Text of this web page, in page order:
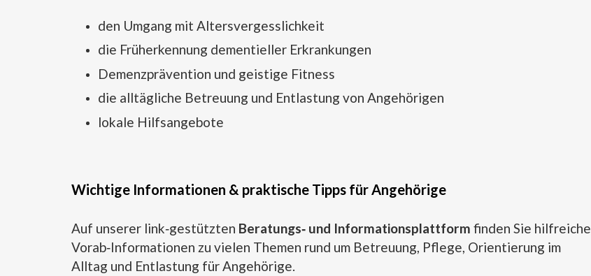
den Umgang mit Altersvergesslichkeit
die Früherkennung dementieller Erkrankungen
Demenzprävention und geistige Fitness
die alltägliche Betreuung und Entlastung von Angehörigen
lokale Hilfsangebote
Wichtige Informationen & praktische Tipps für Angehörige
Auf unserer link‑gestützten Beratungs‑ und Informationsplattform finden Sie hilfreiche
Vorab‑Informationen zu vielen Themen rund um Betreuung, Pflege, Orientierung im
Alltag und Entlastung für Angehörige.